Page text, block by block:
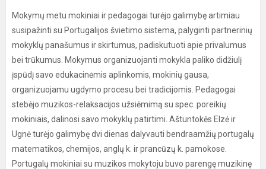
Mokymų metu mokiniai ir pedagogai turėjo galimybę artimiau
susipažinti su Portugalijos švietimo sistema, palyginti partnerinių
mokyklų panašumus ir skirtumus, padiskutuoti apie privalumus
bei trūkumus. Mokymus organizuojanti mokykla paliko didžiulį
įspūdį savo edukacinėmis aplinkomis, mokinių gausa,
organizuojamu ugdymo procesu bei tradicijomis. Pedagogai
stebėjo muzikos-relaksacijos užsiėmimą su spec. poreikių
mokiniais, dalinosi savo mokyklų patirtimi. Aštuntokės Elzė ir
Ugnė turėjo galimybę dvi dienas dalyvauti bendraamžių portugalų
matematikos, chemijos, anglų k. ir prancūzų k. pamokose.
Portugalų mokiniai su muzikos mokytoju buvo parengę muzikinę